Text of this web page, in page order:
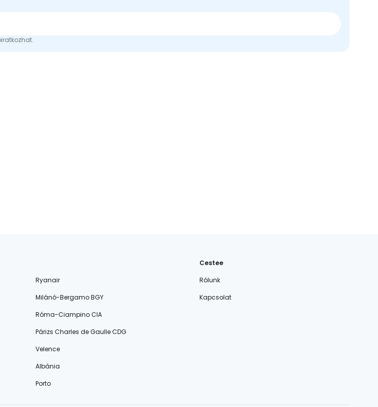
Ryanair
Milánó-Bergamo BGY
Róma-Ciampino CIA
Párizs Charles de Gaulle CDG
Velence
Albánia
Porto
Cestee
Rólunk
Kapcsolat